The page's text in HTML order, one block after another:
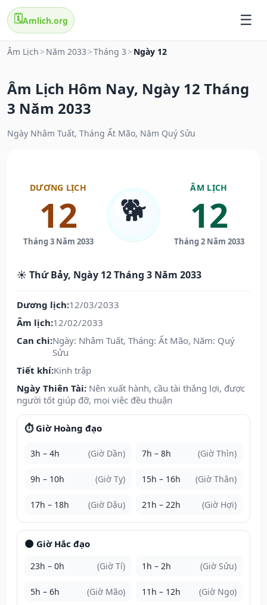
🗓️Amlich.org
Âm Lịch > Năm 2033 >Tháng 3 > Ngày 12
Âm Lịch Hôm Nay, Ngày 12 Tháng
3 Năm 2033
Ngày Nhâm Tuất, Tháng Ất Mão, Năm Quý Sửu
DƯƠNG LỊCH
12
Tháng 3 Năm 2033
🐕
ÂM LỊCH
12
Tháng 2 Năm 2033
☀️ Thứ Bảy, Ngày 12 Tháng 3 Năm 2033
Dương lịch:12/03/2033
Âm lịch:12/02/2033
Can chi:Ngày: Nhâm Tuất, Tháng: Ất Mão, Năm: Quý
Sửu
Tiết khí:Kinh trập
Ngày Thiên Tài: Nên xuất hành, cầu tài thắng lợi, được
người tốt giúp đỡ, mọi việc đều thuận
⏱️ Giờ Hoàng đạo
3h – 4h (Giờ Dần) 7h – 8h (Giờ Thìn)
9h – 10h (Giờ Tỵ) 15h – 16h (Giờ Thân)
17h – 18h (Giờ Dậu) 21h – 22h (Giờ Hợi)
🌑 Giờ Hắc đạo
23h – 0h (Giờ Tí) 1h – 2h (Giờ Sửu)
5h – 6h (Giờ Mão) 11h – 12h (Giờ Ngọ)